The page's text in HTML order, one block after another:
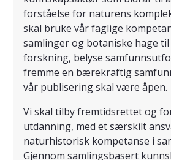
forståelse for naturens
skal bruke vår faglige
samlinger og botaniske hage
forskning, belyse
fremme en bærekraftig
vår publisering skal være åpen.
Vi skal tilby fremtidsrettet og
utdanning, med et særskilt
naturhistorisk kompetanse i
Gjennom samlingsbasert